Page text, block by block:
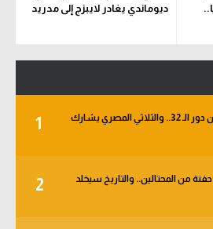
ديوماندي يغادر لايبزج إلى مدريد
1
خبر في الجول - الأهلي يبدأ من دور الـ 32.. والثلاثي المصري يشارك
2
من المحتالين.. والتاريخ سيخلد